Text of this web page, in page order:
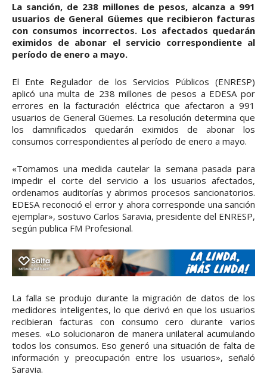
La sanción, de 238 millones de pesos, alcanza a 991
usuarios de General Güemes que recibieron facturas
con consumos incorrectos. Los afectados quedarán
eximidos de abonar el servicio correspondiente al
período de enero a mayo.
El Ente Regulador de los Servicios Públicos (ENRESP)
aplicó una multa de 238 millones de pesos a EDESA por
errores en la facturación eléctrica que afectaron a 991
usuarios de General Güemes. La resolución determina que
los damnificados quedarán eximidos de abonar los
consumos correspondientes al período de enero a mayo.
«Tomamos una medida cautelar la semana pasada para
impedir el corte del servicio a los usuarios afectados,
ordenamos auditorías y abrimos procesos sancionatorios.
EDESA reconoció el error y ahora corresponde una sanción
ejemplar», sostuvo Carlos Saravia, presidente del ENRESP,
según publica FM Profesional.
La falla se produjo durante la migración de datos de los
medidores inteligentes, lo que derivó en que los usuarios
recibieran facturas con consumo cero durante varios
meses. «Lo solucionaron de manera unilateral acumulando
todos los consumos. Eso generó una situación de falta de
información y preocupación entre los usuarios», señaló
Saravia.